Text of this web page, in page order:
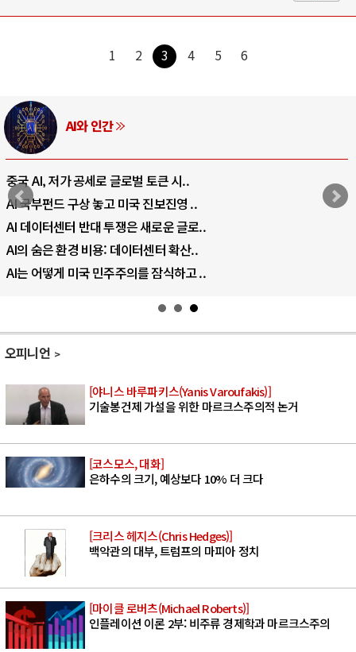
1 2 3 4 5 6
AI와 인간
중국 AI, 저가 공세로 글로벌 토큰 시..
AI 국부펀드 구상 놓고 미국 진보진영 ..
AI 데이터센터 반대 투쟁은 새로운 글로..
AI의 숨은 환경 비용: 데이터센터 확산..
AI는 어떻게 미국 민주주의를 잠식하고 ..
오피니언
[야니스 바루파키스(Yanis Varoufakis)]
기술봉건제 가설을 위한 마르크스주의적 논거
[코스모스, 대화]
은하수의 크기, 예상보다 10% 더 크다
[크리스 헤지스(Chris Hedges)]
백악관의 대부, 트럼프의 마피아 정치
[마이클 로버츠(Michael Roberts)]
인플레이션 이론 2부: 비주류 경제학과 마르크스주의